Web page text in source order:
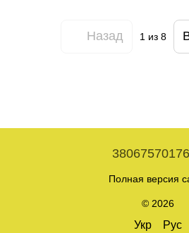
Назад 1 из 8
Полная версия
© 2026
Укр Рус